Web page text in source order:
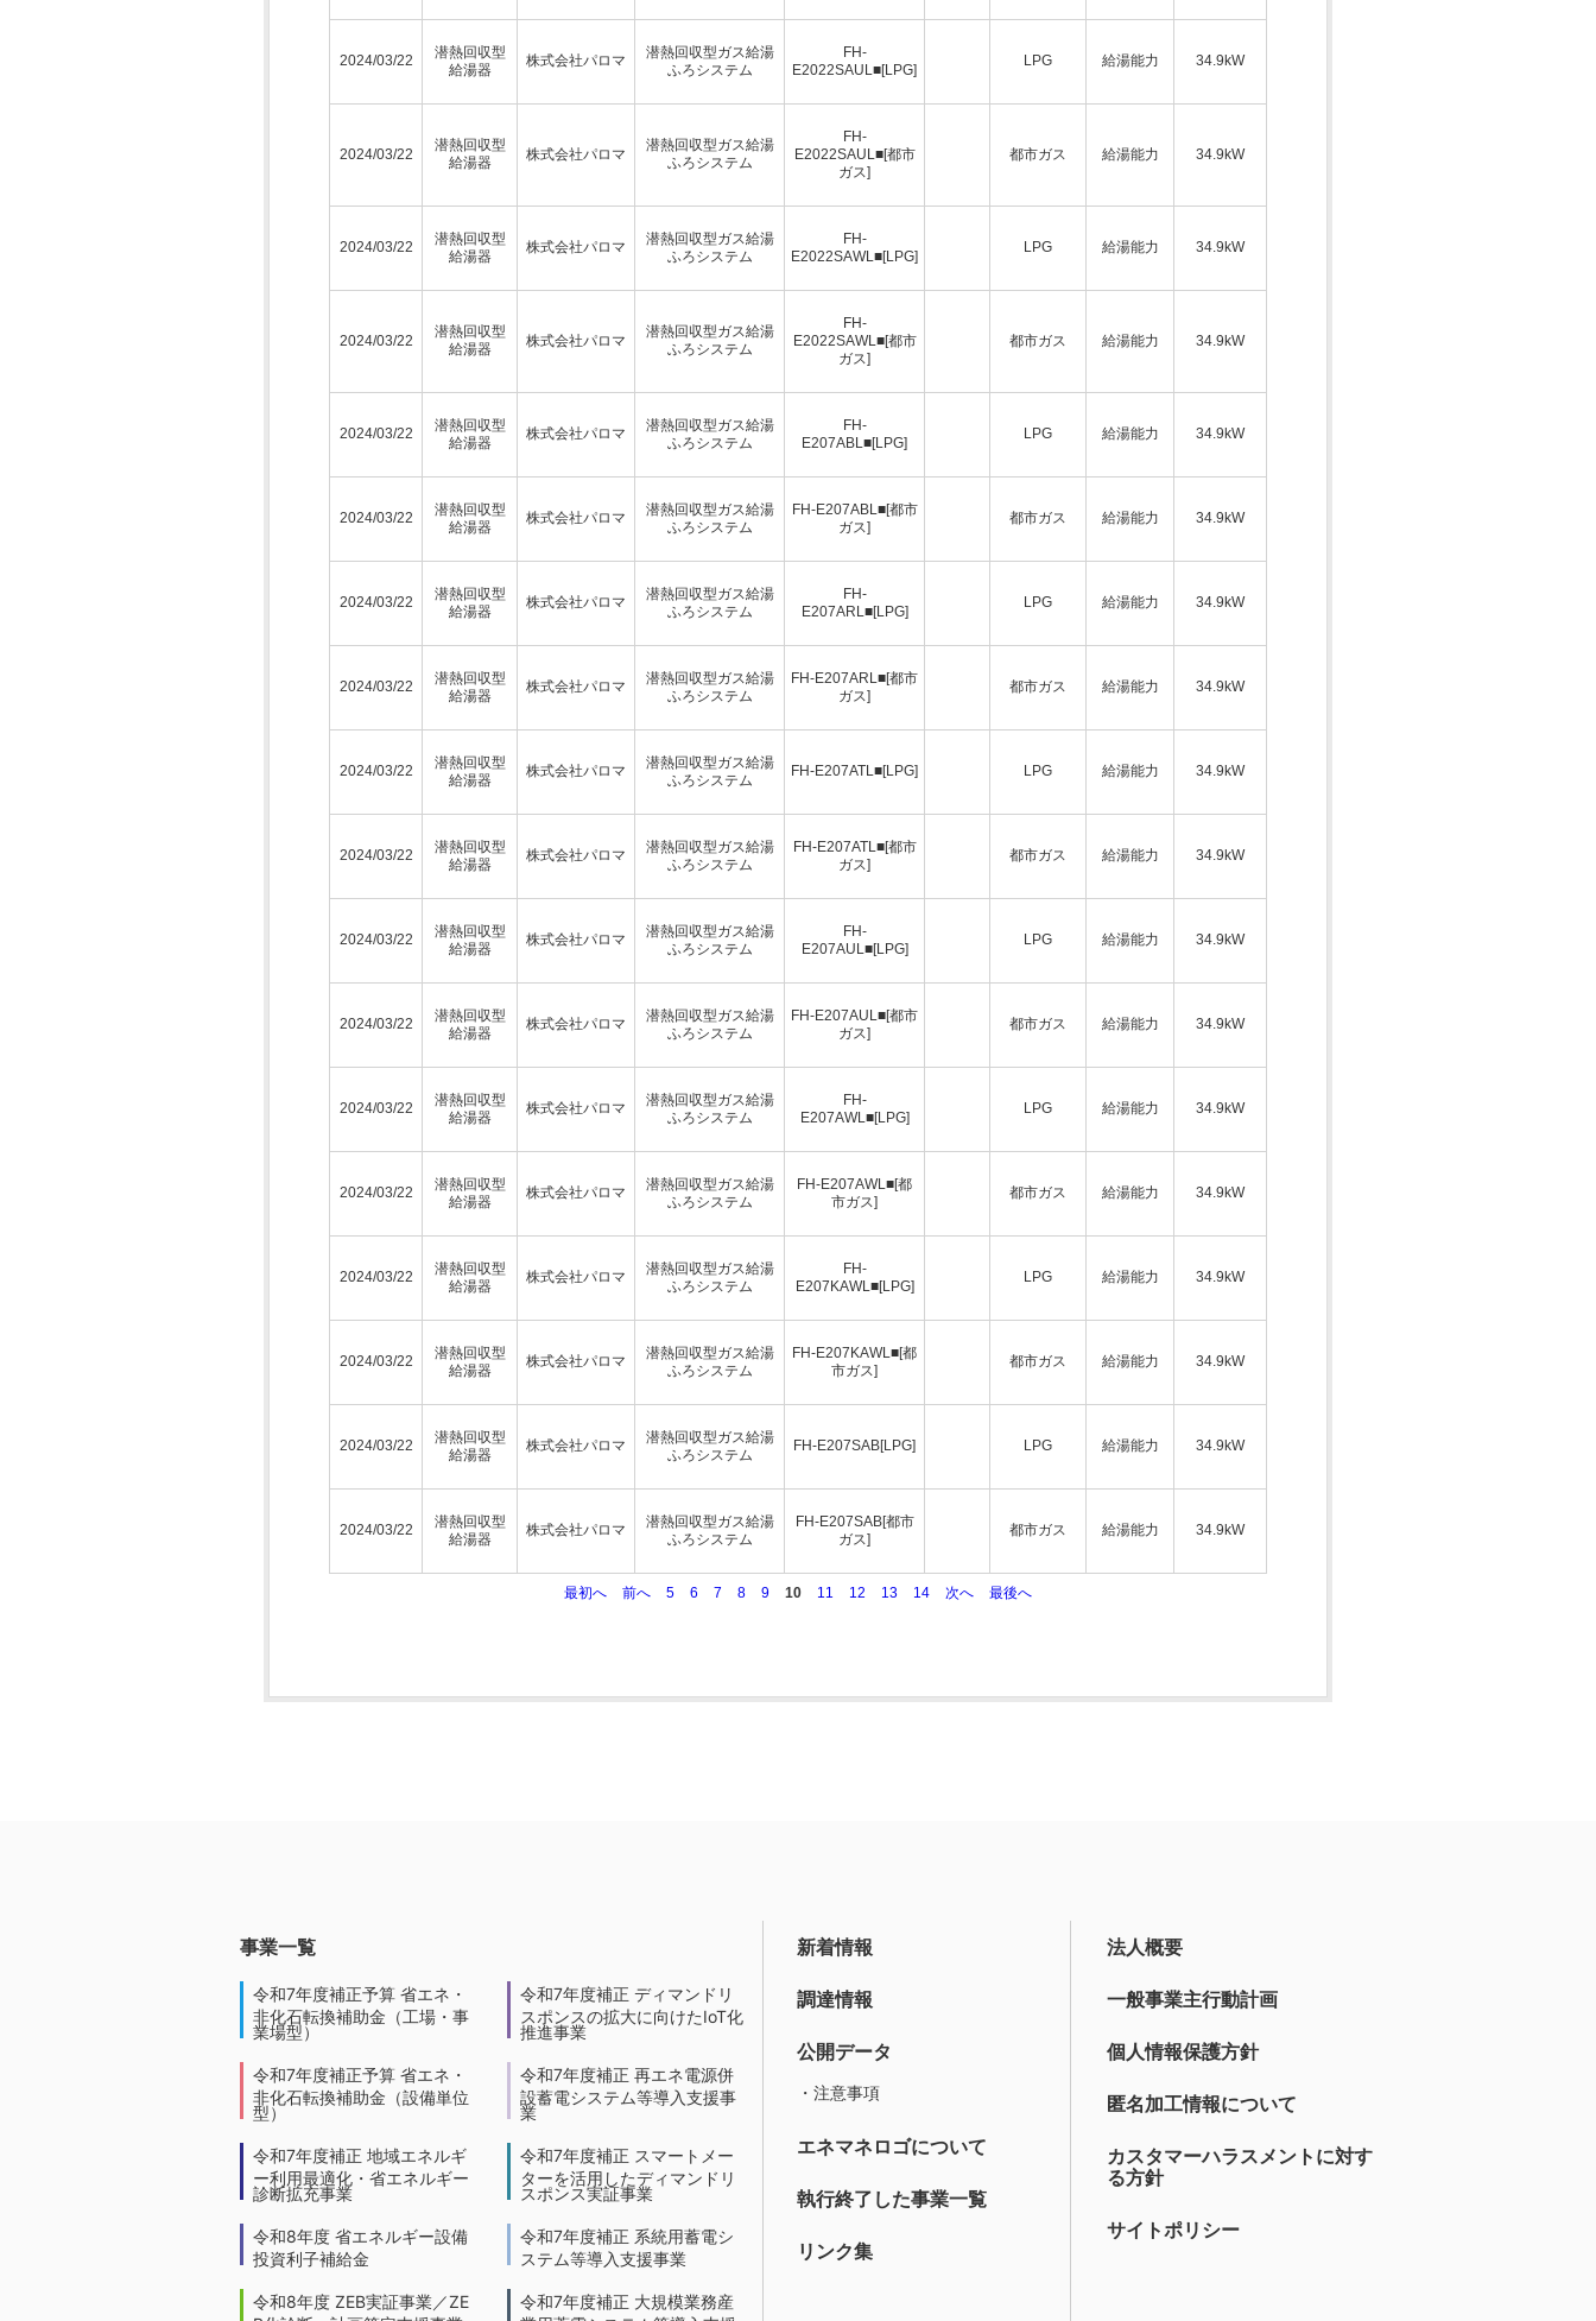
2024/03/22
潜熱回収型
給湯器
株式会社パロマ
潜熱回収型ガス給湯
ふろシステム
FH-
E2022SAUL■[LPG]
LPG 給湯能力 34.9kW
2024/03/22
潜熱回収型
給湯器
株式会社パロマ
潜熱回収型ガス給湯
ふろシステム
FH-
E2022SAUL■[都市
ガス]
都市ガス 給湯能力 34.9kW
2024/03/22
潜熱回収型
給湯器
株式会社パロマ
潜熱回収型ガス給湯
ふろシステム
FH-
E2022SAWL■[LPG]
LPG 給湯能力 34.9kW
2024/03/22
潜熱回収型
給湯器
株式会社パロマ
潜熱回収型ガス給湯
ふろシステム
FH-
E2022SAWL■[都市
ガス]
都市ガス 給湯能力 34.9kW
2024/03/22
潜熱回収型
給湯器
株式会社パロマ
潜熱回収型ガス給湯
ふろシステム
FH-
E207ABL■[LPG]
LPG 給湯能力 34.9kW
2024/03/22
潜熱回収型
給湯器
株式会社パロマ
潜熱回収型ガス給湯
ふろシステム
FH-E207ABL■[都市
ガス]
都市ガス 給湯能力 34.9kW
2024/03/22
潜熱回収型
給湯器
株式会社パロマ
潜熱回収型ガス給湯
ふろシステム
FH-
E207ARL■[LPG]
LPG 給湯能力 34.9kW
2024/03/22
潜熱回収型
給湯器
株式会社パロマ
潜熱回収型ガス給湯
ふろシステム
FH-E207ARL■[都市
ガス]
都市ガス 給湯能力 34.9kW
2024/03/22
潜熱回収型
給湯器
株式会社パロマ
潜熱回収型ガス給湯
ふろシステム
FH-E207ATL■[LPG] LPG 給湯能力 34.9kW
2024/03/22
潜熱回収型
給湯器
株式会社パロマ
潜熱回収型ガス給湯
ふろシステム
FH-E207ATL■[都市
ガス]
都市ガス 給湯能力 34.9kW
2024/03/22
潜熱回収型
給湯器
株式会社パロマ
潜熱回収型ガス給湯
ふろシステム
FH-
E207AUL■[LPG]
LPG 給湯能力 34.9kW
2024/03/22
潜熱回収型
給湯器
株式会社パロマ
潜熱回収型ガス給湯
ふろシステム
FH-E207AUL■[都市
ガス]
都市ガス 給湯能力 34.9kW
2024/03/22
潜熱回収型
給湯器
株式会社パロマ
潜熱回収型ガス給湯
ふろシステム
FH-
E207AWL■[LPG]
LPG 給湯能力 34.9kW
2024/03/22
潜熱回収型
給湯器
株式会社パロマ
潜熱回収型ガス給湯
ふろシステム
FH-E207AWL■[都
市ガス]
都市ガス 給湯能力 34.9kW
2024/03/22
潜熱回収型
給湯器
株式会社パロマ
潜熱回収型ガス給湯
ふろシステム
FH-
E207KAWL■[LPG]
LPG 給湯能力 34.9kW
2024/03/22
潜熱回収型
給湯器
株式会社パロマ
潜熱回収型ガス給湯
ふろシステム
FH-E207KAWL■[都
市ガス]
都市ガス 給湯能力 34.9kW
2024/03/22
潜熱回収型
給湯器
株式会社パロマ
潜熱回収型ガス給湯
ふろシステム
FH-E207SAB[LPG] LPG 給湯能力 34.9kW
2024/03/22
潜熱回収型
給湯器
株式会社パロマ
潜熱回収型ガス給湯
ふろシステム
FH-E207SAB[都市
ガス]
都市ガス 給湯能力 34.9kW
最初へ 前へ 5 6 7 8 9 10 11 12 13 14 次へ 最後へ
事業一覧
令和7年度補正予算 省エネ・
非化石転換補助金（工場・事
業場型）
令和7年度補正予算 省エネ・
非化石転換補助金（設備単位
型）
令和7年度補正 地域エネルギ
ー利用最適化・省エネルギー
診断拡充事業
令和8年度 省エネルギー設備
投資利子補給金
令和8年度 ZEB実証事業／ZE
令和7年度補正 ディマンドリ
スポンスの拡大に向けたIoT化
推進事業
令和7年度補正 再エネ電源併
設蓄電システム等導入支援事
業
令和7年度補正 スマートメー
ターを活用したディマンドリ
スポンス実証事業
令和7年度補正 系統用蓄電シ
ステム等導入支援事業
令和7年度補正 大規模業務産
新着情報
調達情報
公開データ
・注意事項
エネマネロゴについて
執行終了した事業一覧
リンク集
法人概要
一般事業主行動計画
個人情報保護方針
匿名加工情報について
カスタマーハラスメントに対す
る方針
サイトポリシー